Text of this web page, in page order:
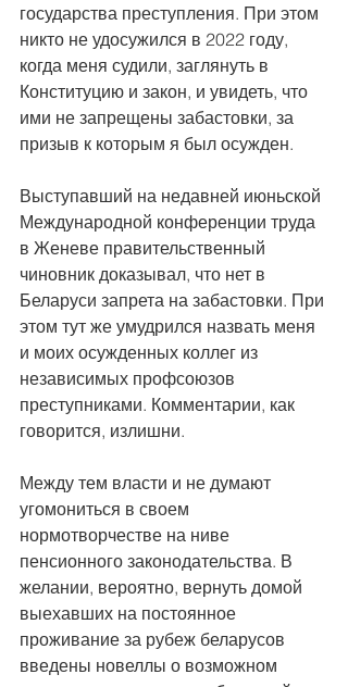
государства преступления. При этом
никто не удосужился в 2022 году,
когда меня судили, заглянуть в
Конституцию и закон, и увидеть, что
ими не запрещены забастовки, за
призыв к которым я был осужден.
Выступавший на недавней июньской
Международной конференции труда
в Женеве правительственный
чиновник доказывал, что нет в
Беларуси запрета на забастовки. При
этом тут же умудрился назвать меня
и моих осужденных коллег из
независимых профсоюзов
преступниками. Комментарии, как
говорится, излишни.
Между тем власти и не думают
угомониться в своем
нормотворчестве на ниве
пенсионного законодательства. В
желании, вероятно, вернуть домой
выехавших на постоянное
проживание за рубеж беларусов
введены новеллы о возможном